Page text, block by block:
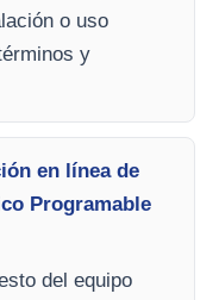
o uso
y
en línea de
Programable
del equipo